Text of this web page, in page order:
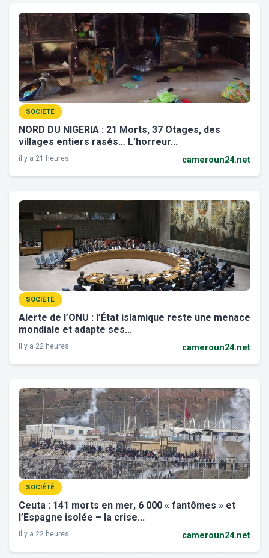
SOCIÉTÉ
NORD DU NIGERIA : 21 Morts, 37 Otages, des
villages entiers rasés… L’horreur...
il y a 21 heures cameroun24.net
SOCIÉTÉ
Alerte de l’ONU : l’État islamique reste une menace
mondiale et adapte ses...
il y a 22 heures cameroun24.net
SOCIÉTÉ
Ceuta : 141 morts en mer, 6 000 « fantômes » et
l’Espagne isolée – la crise...
il y a 22 heures cameroun24.net